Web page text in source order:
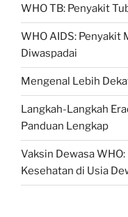
WHO TB: Penyakit
WHO AIDS: Penyakit
Diwaspadai
Mengenal Lebih
Langkah-Langkah
Panduan Lengkap
Vaksin Dewasa
Kesehatan di Usia